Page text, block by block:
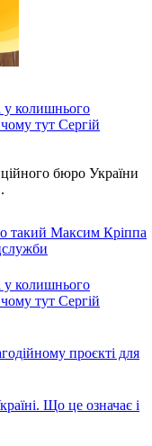
колишнього
тут Сергій
бюро України
такий Максим Кріппа
колишнього
тут Сергій
проєкті для
Що це означає і